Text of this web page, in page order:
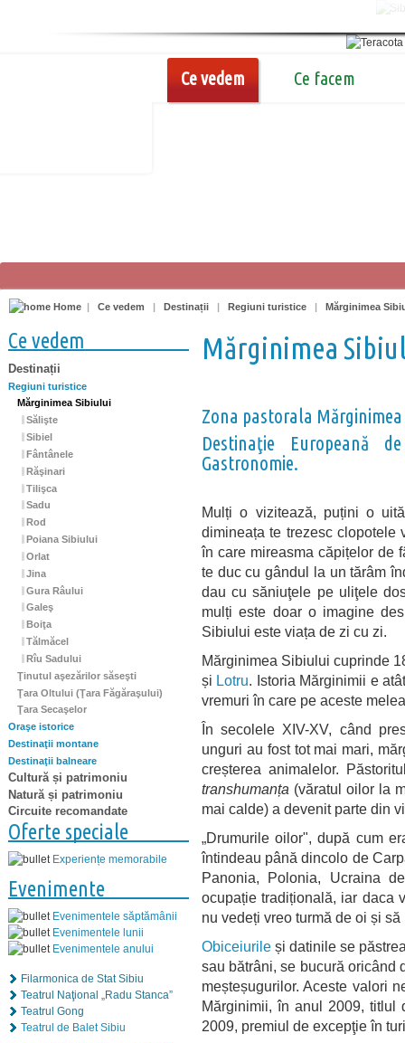
Ce vedem Ce facem
Home | Ce vedem | Destinații | Regiuni turistice | Mărginimea
Ce vedem
Destinații
Regiuni turistice
Mărginimea Sibiului
Sălişte
Sibiel
Fântânele
Răşinari
Tilişca
Sadu
Rod
Poiana Sibiului
Orlat
Jina
Gura Râului
Galeş
Boiţa
Tălmăcel
Rîu Sadului
Ţinutul aşezărilor săseşti
Ţara Oltului (Ţara Făgăraşului)
Ţara Secaşelor
Oraşe istorice
Destinaţii montane
Destinaţii balneare
Cultură și patrimoniu
Natură și patrimoniu
Circuite recomandate
Oferte speciale
Experiențe memorabile
Evenimente
Evenimentele săptămânii
Evenimentele lunii
Evenimentele anului
Filarmonica de Stat Sibiu
Teatrul Naţional „Radu Stanca”
Teatrul Gong
Teatrul de Balet Sibiu
Mărginimea
Zona pastorala
Destinaţie Europeană
Gastronomie.
Mulți o vizitează, puțini o
dimineața te trezesc clopotele
în care mireasma căpițelor de
te duc cu gândul la un tărâm
dau cu săniuţele pe uliţele
mulți este doar o imagine
Sibiului este viața de zi cu zi.
Mărginimea Sibiului cuprinde
și Lotru. Istoria Mărginimii e
vremuri în care pe aceste
În secolele XIV-XV, când
unguri au fost tot mai mari,
creșterea animalelor.
transhumanța (văratul oilor la
mai calde) a devenit parte din
„Drumurile oilor", după cum
întindeau până dincolo de
Panonia, Polonia, Ucraina
ocupație tradițională, iar daca
nu vedeți vreo turmă de oi și
Obiceiurile și datinile se
sau bătrâni, se bucură oricând
meșteșugurilor. Aceste valori
Mărginimii, în anul 2009, titlul
2009, premiul de excepţie în